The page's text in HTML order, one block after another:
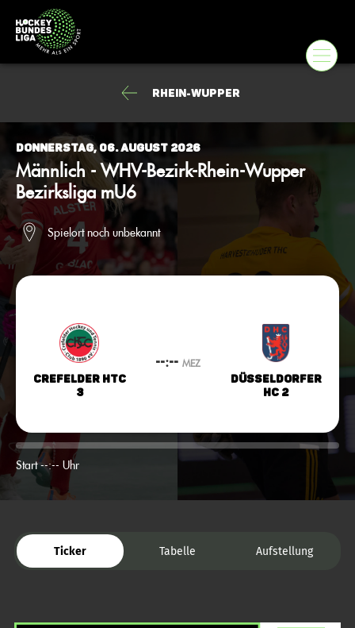
Rhein-Wupper
Donnerstag, 06. August 2026
Männlich - WHV-Bezirk-Rhein-Wupper
Bezirksliga mU6
Spielort noch unbekannt
Crefelder HTC
3
--:-- MEZ
Düsseldorfer
HC 2
Start --:-- Uhr
Ticker Tabelle Aufstellung